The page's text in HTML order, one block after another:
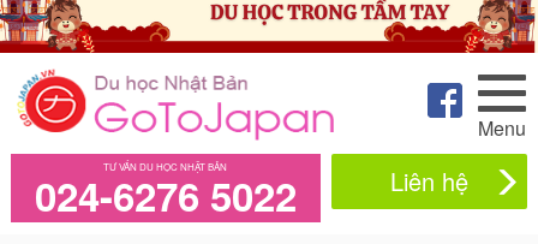
Menu
TƯ VẤN DU HỌC NHẬT BẢN
024-6276 5022 Liên hệ